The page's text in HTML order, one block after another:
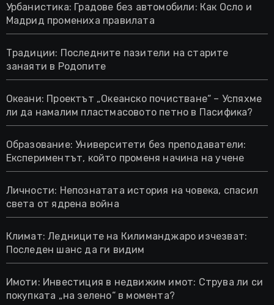
Урбанистика: Градове без автомобили: Как Осло и
Мадрид промениха правилата
Традиции: Последните пазители на старите
занаяти в Родопите
Океани: Проектът „Океанско почистване“ – Успяхме
ли да намалим пластмасовото петно в Пасифика?
Образование: Университети без преподаватели:
Експериментът, който променя начина на учене
Личности: Непознатата история на човека, спасил
света от ядрена война
Климат: Ледниците на Килиманджаро изчезват:
Последен шанс да ги видим
Имоти: Инвестиция в недвижим имот: Струва ли си
покупката „на зелено“ в момента?